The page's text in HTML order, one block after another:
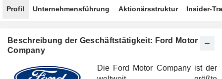
Profil Unternehmensführung Aktionärsstruktur Insider-
Beschreibung der Geschäftstätigkeit: Ford Motor
Company
Die Ford Motor Company ist der